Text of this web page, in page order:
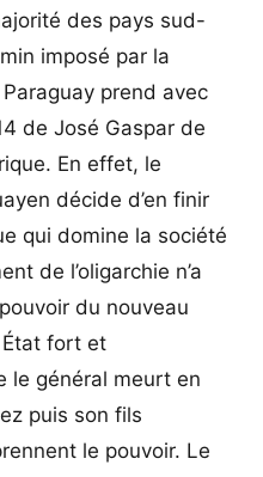
des pays sud-
imposé par la
prend avec
de José Gaspar de
En effet, le
décide d’en finir
qui domine la société
de l’oligarchie n’a
du nouveau
fort et
le général meurt en
puis son fils
le pouvoir. Le